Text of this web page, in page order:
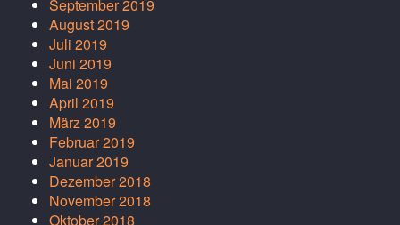
September 2019
August 2019
Juli 2019
Juni 2019
Mai 2019
April 2019
März 2019
Februar 2019
Januar 2019
Dezember 2018
November 2018
Oktober 2018